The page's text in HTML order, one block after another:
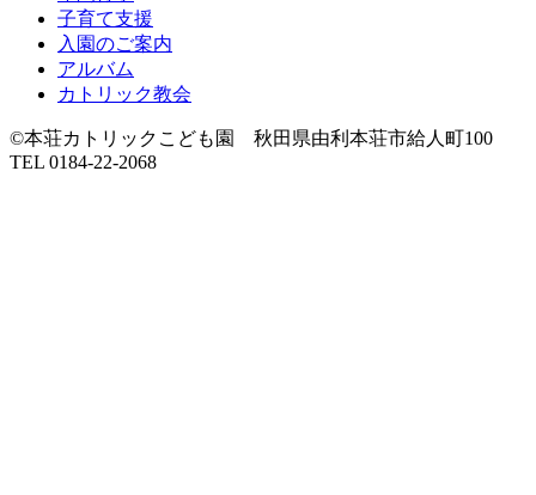
子育て支援
入園のご案内
アルバム
カトリック教会
©本荘カトリックこども園 秋田県由利本荘市給人町100
TEL 0184-22-2068